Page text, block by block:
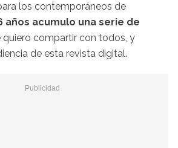
los contemporáneos de
años acumulo una serie de
quiero compartir con todos, y
de esta revista digital.